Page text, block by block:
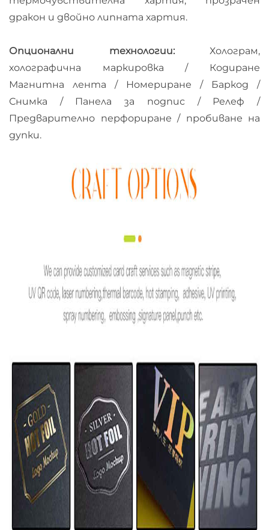
дракон и двойно липната хартия.
Опционални технологии: Холограм,
холографична маркировка / Кодиране
Магнитна лента / Номериране / Баркод /
Снимка / Панела за подпис / Релеф /
Предварително перфориране / пробиване на
дупки.